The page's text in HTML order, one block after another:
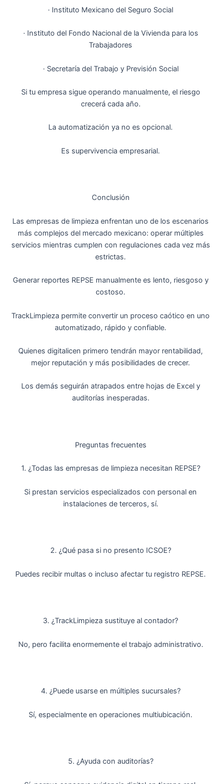
· Instituto Mexicano del Seguro Social
· Instituto del Fondo Nacional de la Vivienda para los
Trabajadores
· Secretaría del Trabajo y Previsión Social
Si tu empresa sigue operando manualmente, el riesgo
crecerá cada año.
La automatización ya no es opcional.
Es supervivencia empresarial.
Conclusión
Las empresas de limpieza enfrentan uno de los escenarios
más complejos del mercado mexicano: operar múltiples
servicios mientras cumplen con regulaciones cada vez más
estrictas.
Generar reportes REPSE manualmente es lento, riesgoso y
costoso.
TrackLimpieza permite convertir un proceso caótico en uno
automatizado, rápido y confiable.
Quienes digitalicen primero tendrán mayor rentabilidad,
mejor reputación y más posibilidades de crecer.
Los demás seguirán atrapados entre hojas de Excel y
auditorías inesperadas.
Preguntas frecuentes
1. ¿Todas las empresas de limpieza necesitan REPSE?
Si prestan servicios especializados con personal en
instalaciones de terceros, sí.
2. ¿Qué pasa si no presento ICSOE?
Puedes recibir multas o incluso afectar tu registro REPSE.
3. ¿TrackLimpieza sustituye al contador?
No, pero facilita enormemente el trabajo administrativo.
4. ¿Puede usarse en múltiples sucursales?
Sí, especialmente en operaciones multiubicación.
5. ¿Ayuda con auditorías?